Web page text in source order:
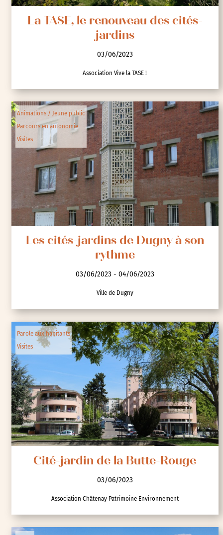
La TASE, le renouveau des cités-
jardins
03/06/2023
Association Vive la TASE !
Animations / Jeune public
Parcours en autonomie
Visites
Les cités-jardins de Dugny à son
rythme
03/06/2023 - 04/06/2023
Ville de Dugny
Parole aux habitants
Visites
Cité-jardin de la Butte-Rouge
03/06/2023
Association Châtenay Patrimoine Environnement